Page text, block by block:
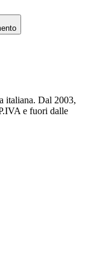
italiana. Dal 2003,
e fuori dalle